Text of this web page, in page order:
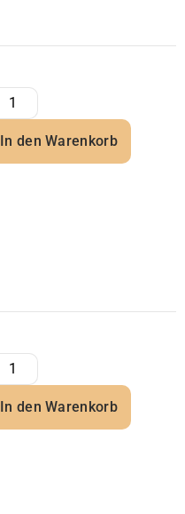
In den Warenkorb
In den Warenkorb